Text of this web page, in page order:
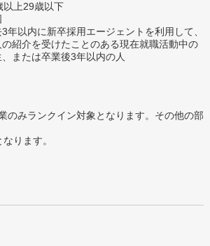
以上29歳以下
年以内に新卒採用エージェントを利用して、
の紹介を受けたことのある現在就職活動中の
または卒業後3年以内の人
みランクイン対象となります。その他の部
ります。